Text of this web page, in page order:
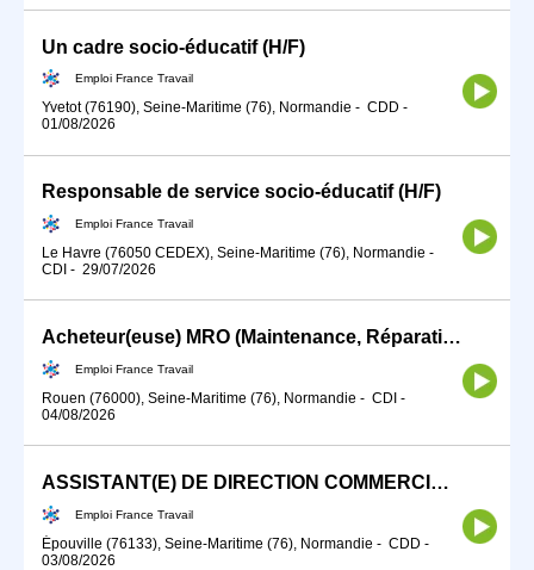
Un cadre socio-éducatif (H/F)
Emploi France Travail
Yvetot (76190), Seine-Maritime (76), Normandie - CDD -
01/08/2026
Responsable de service socio-éducatif (H/F)
Emploi France Travail
Le Havre (76050 CEDEX), Seine-Maritime (76), Normandie -
CDI - 29/07/2026
Acheteur(euse) MRO (Maintenance, Réparation et Opérations) (H/F)
Emploi France Travail
Rouen (76000), Seine-Maritime (76), Normandie - CDI -
04/08/2026
ASSISTANT(E) DE DIRECTION COMMERCIALE (H/F)
Emploi France Travail
Épouville (76133), Seine-Maritime (76), Normandie - CDD -
03/08/2026